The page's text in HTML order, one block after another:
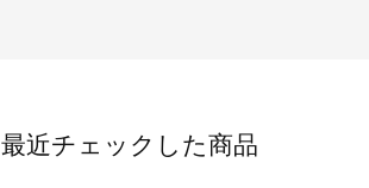
最近チェックした商品